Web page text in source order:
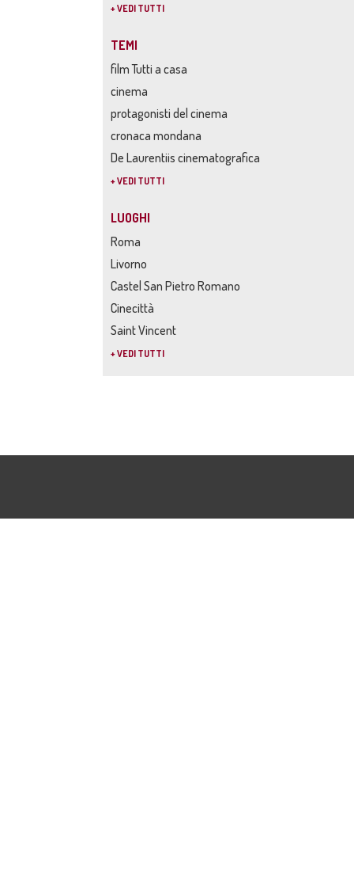
+ VEDI TUTTI
TEMI
film Tutti a casa
cinema
protagonisti del cinema
cronaca mondana
De Laurentiis cinematografica
+ VEDI TUTTI
LUOGHI
Roma
Livorno
Castel San Pietro Romano
Cinecittà
Saint Vincent
+ VEDI TUTTI